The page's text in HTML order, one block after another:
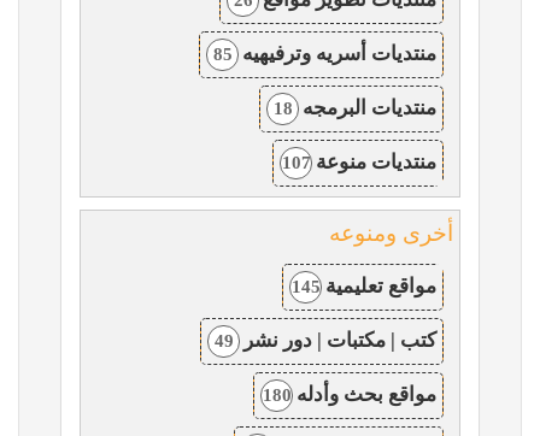
منتديات أسريه وترفيهيه 85
منتديات البرمجه 18
منتديات منوعة 107
أخرى ومنوعه
مواقع تعليمية 145
كتب | مكتبات | دور نشر 49
مواقع بحث وأدله 180